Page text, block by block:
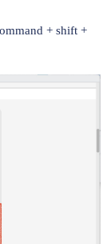
+ shift +